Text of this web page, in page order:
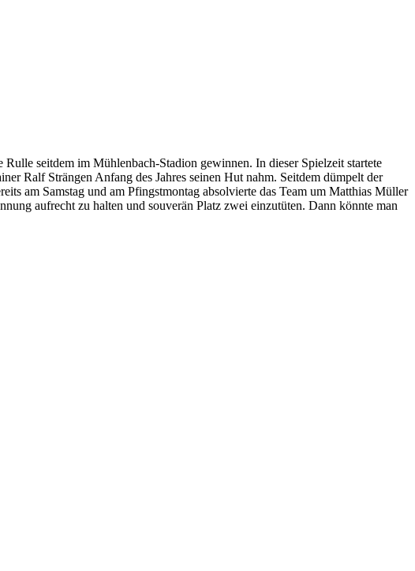
seitdem im Mühlenbach-Stadion gewinnen. In dieser Spielzeit startete
Ralf Strängen Anfang des Jahres seinen Hut nahm. Seitdem dümpelt der
am Samstag und am Pfingstmontag absolvierte das Team um Matthias Müller
aufrecht zu halten und souverän Platz zwei einzutüten. Dann könnte man